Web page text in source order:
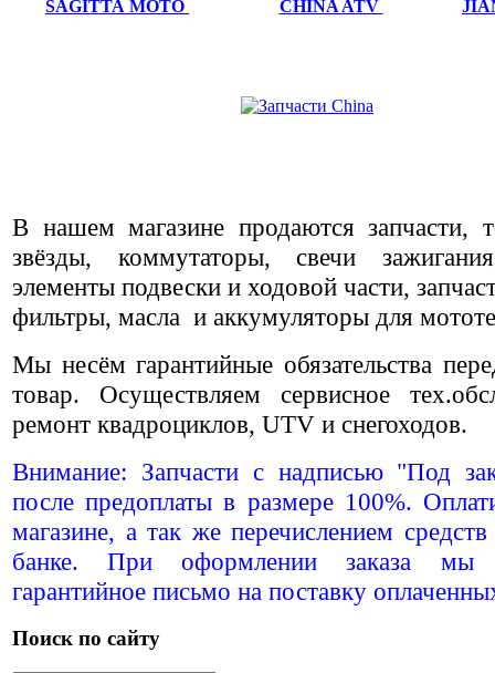
SAGITTA MOTO CHINA ATV
В нашем магазине продаются запчасти,
звёзды, коммутаторы, свечи
элементы подвески и ходовой части,
фильтры, масла и аккумуляторы для
Мы несём гарантийные обязательства
товар. Осуществляем сервисное
ремонт квадроциклов, UTV и снегоходов.
Внимание: Запчасти с надписью "Под
после предоплаты в размере 100%.
магазине, а так же перечислением
банке. При оформлении заказа мы
гарантийное письмо на поставку
Поиск по сайту